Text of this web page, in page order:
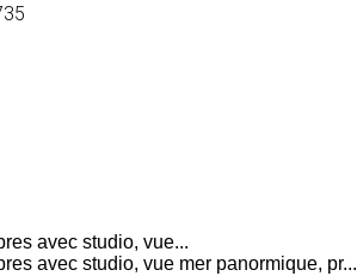
avec studio, vue...
avec studio, vue mer panormique, pr...